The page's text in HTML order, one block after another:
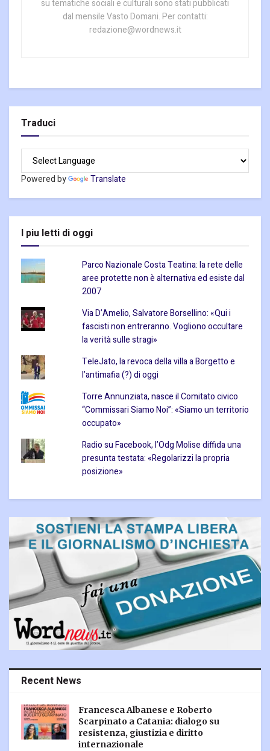
su tematiche sociali e culturali sono stati pubblicati
dal mensile Vasto Domani. Per contatti:
redazione@wordnews.it
Traduci
Powered by Translate
I piu letti di oggi
Parco Nazionale Costa Teatina: la rete delle
aree protette non è alternativa ed esiste dal
2007
Via D’Amelio, Salvatore Borsellino: «Qui i
fascisti non entreranno. Vogliono occultare
la verità sulle stragi»
TeleJato, la revoca della villa a Borgetto e
l’antimafia (?) di oggi
Torre Annunziata, nasce il Comitato civico
“Commissari Siamo Noi”: «Siamo un territorio
occupato»
Radio su Facebook, l’Odg Molise diffida una
presunta testata: «Regolarizzi la propria
posizione»
Recent News
Francesca Albanese e Roberto
Scarpinato a Catania: dialogo su
resistenza, giustizia e diritto
internazionale